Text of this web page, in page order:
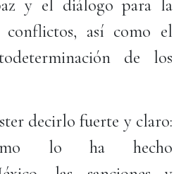
y el diálogo para la
así como el
de los
decirlo fuerte y claro:
lo ha hecho